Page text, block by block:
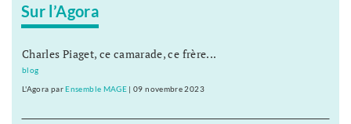
Sur l’Agora
Charles Piaget, ce camarade, ce frère...
blog
L'Agora par Ensemble MAGE |09 novembre 2023